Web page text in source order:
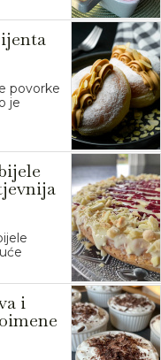
povorke
je
i